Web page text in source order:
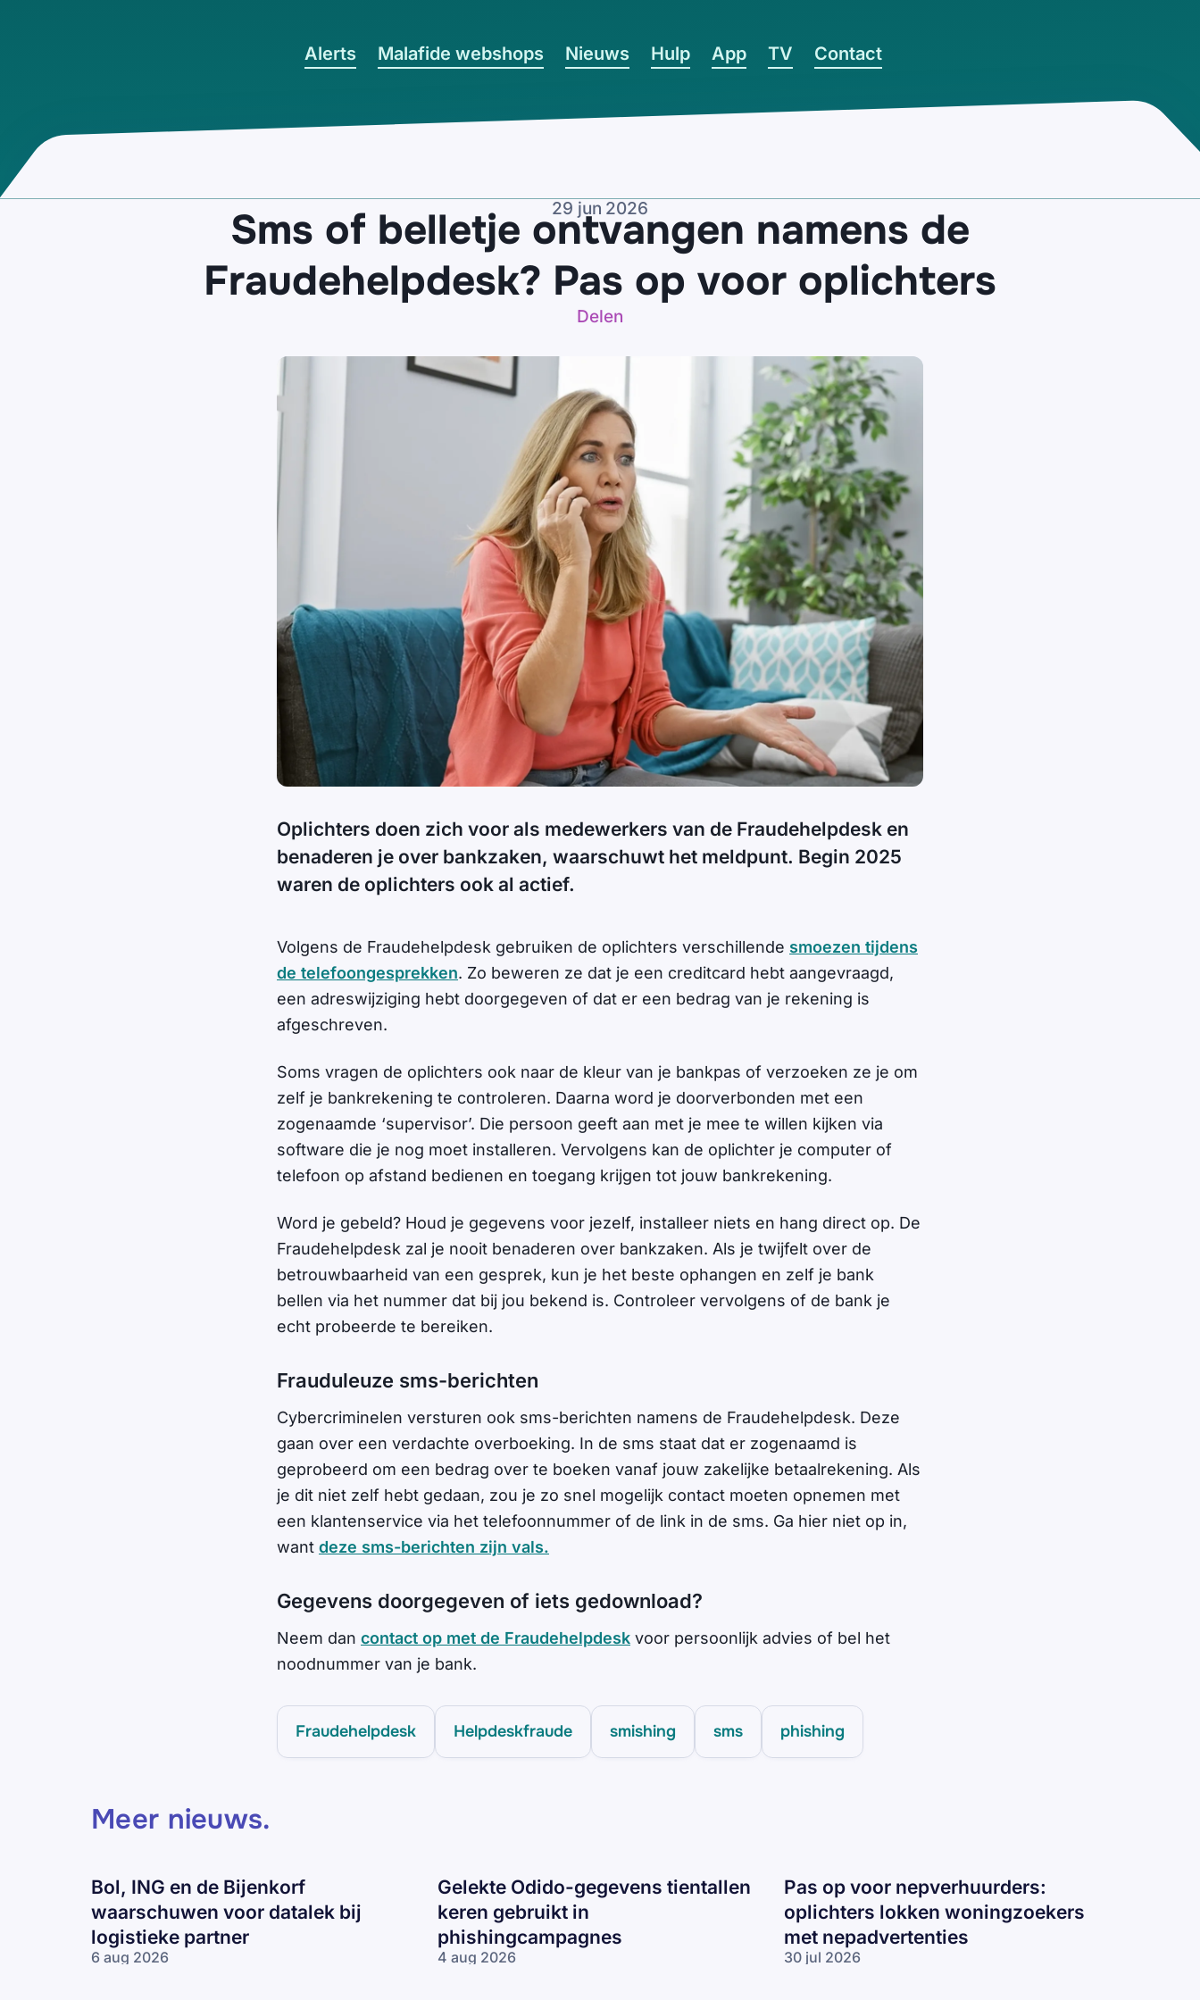
Alerts Malafide webshops Nieuws Hulp App TV Contact
29 jun 2026
Sms of belletje ontvangen namens de
Fraudehelpdesk? Pas op voor oplichters
Delen
Oplichters doen zich voor als medewerkers van de Fraudehelpdesk en
benaderen je over bankzaken, waarschuwt het meldpunt. Begin 2025
waren de oplichters ook al actief.
Volgens de Fraudehelpdesk gebruiken de oplichters verschillende smoezen tijdens
de telefoongesprekken. Zo beweren ze dat je een creditcard hebt aangevraagd,
een adreswijziging hebt doorgegeven of dat er een bedrag van je rekening is
afgeschreven.
Soms vragen de oplichters ook naar de kleur van je bankpas of verzoeken ze je om
zelf je bankrekening te controleren. Daarna word je doorverbonden met een
zogenaamde ‘supervisor’. Die persoon geeft aan met je mee te willen kijken via
software die je nog moet installeren. Vervolgens kan de oplichter je computer of
telefoon op afstand bedienen en toegang krijgen tot jouw bankrekening.
Word je gebeld? Houd je gegevens voor jezelf, installeer niets en hang direct op. De
Fraudehelpdesk zal je nooit benaderen over bankzaken. Als je twijfelt over de
betrouwbaarheid van een gesprek, kun je het beste ophangen en zelf je bank
bellen via het nummer dat bij jou bekend is. Controleer vervolgens of de bank je
echt probeerde te bereiken.
Frauduleuze sms-berichten
Cybercriminelen versturen ook sms-berichten namens de Fraudehelpdesk. Deze
gaan over een verdachte overboeking. In de sms staat dat er zogenaamd is
geprobeerd om een bedrag over te boeken vanaf jouw zakelijke betaalrekening. Als
je dit niet zelf hebt gedaan, zou je zo snel mogelijk contact moeten opnemen met
een klantenservice via het telefoonnummer of de link in de sms. Ga hier niet op in,
want deze sms-berichten zijn vals.
Gegevens doorgegeven of iets gedownload?
Neem dan contact op met de Fraudehelpdesk voor persoonlijk advies of bel het
noodnummer van je bank.
Fraudehelpdesk Helpdeskfraude smishing sms phishing
Meer nieuws.
Bol, ING en de Bijenkorf
waarschuwen voor datalek bij
logistieke partner
6 aug 2026
Gelekte Odido-gegevens tientallen
keren gebruikt in
phishingcampagnes
4 aug 2026
Pas op voor nepverhuurders:
oplichters lokken woningzoekers
met nepadvertenties
30 jul 2026